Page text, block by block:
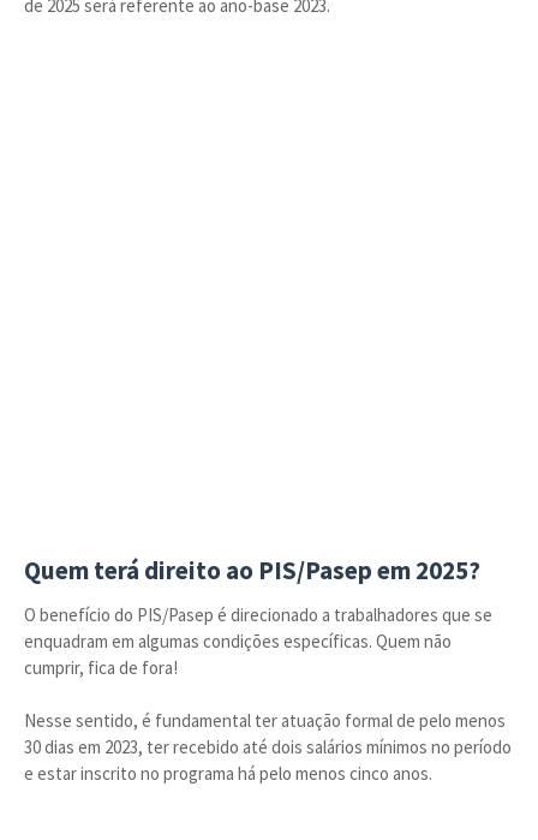
de 2025 será referente ao ano-base 2023.
Quem terá direito ao PIS/Pasep em 2025?
O benefício do PIS/Pasep é direcionado a trabalhadores que se
enquadram em algumas condições específicas. Quem não
cumprir, fica de fora!
Nesse sentido, é fundamental ter atuação formal de pelo menos
30 dias em 2023, ter recebido até dois salários mínimos no período
e estar inscrito no programa há pelo menos cinco anos.